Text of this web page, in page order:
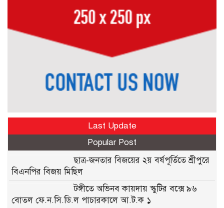
Last Update
Popular Post
ছাত্র-জনতার বিজয়ের ২য় বর্ষপূর্তিতে শ্রীপুরে
বিএনপির বিজয় মিছিল
টঙ্গীতে অভিনব কায়দায় স্কুটির বক্সে ৯৬
বোতল ফে.ন.সি.ডি.ল পাচারকালে আ.ট.ক ১